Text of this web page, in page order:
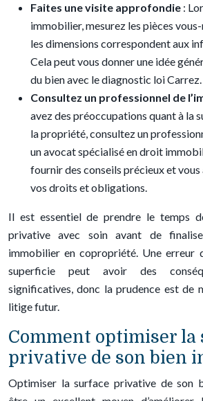
Faites une visite approfondie :
immobilier, mesurez les pièces
les dimensions correspondent aux
Cela peut vous donner une idée
du bien avec le diagnostic loi Carrez.
Consultez un professionnel de
avez des préoccupations quant à la
la propriété, consultez un
un avocat spécialisé en droit
fournir des conseils précieux et
vos droits et obligations.
Il est essentiel de prendre le temps
privative avec soin avant de
immobilier en copropriété. Une erreur
superficie peut avoir des
significatives, donc la prudence est de
litige futur.
Comment optimiser la
privative de son bien
Optimiser la surface privative de son